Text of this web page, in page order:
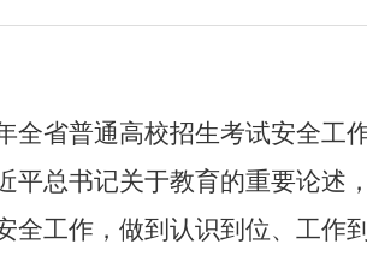
全省普通高校招生考试安全工
平总书记关于教育的重要论述
全工作，做到认识到位、工作